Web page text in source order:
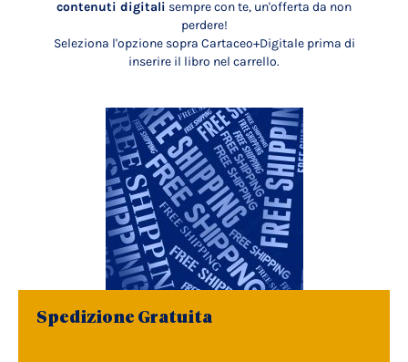
contenuti digitali sempre con te, un'offerta da non
perdere!
Seleziona l'opzione sopra Cartaceo+Digitale prima di
inserire il libro nel carrello.
Spedizione Gratuita